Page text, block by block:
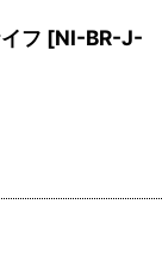
フ [NI-BR-J-